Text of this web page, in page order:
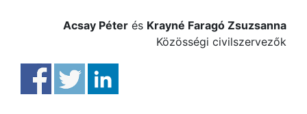
Acsay Péter és Krayné Faragó Zsuzsanna
Közösségi civilszervezők